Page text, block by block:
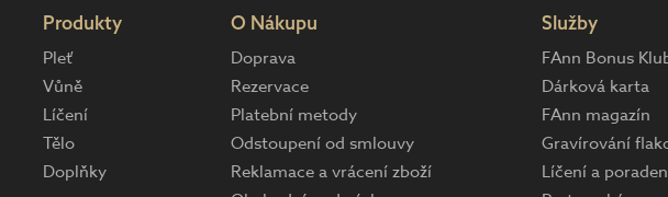
Produkty
Pleť
Vůně
Líčení
Tělo
Doplňky
O Nákupu
Doprava
Rezervace
Platební metody
Odstoupení od smlouvy
Reklamace a vrácení zboží
Služby
FAnn Bonus
Dárková karta
FAnn magazín
Gravírování
Líčení a